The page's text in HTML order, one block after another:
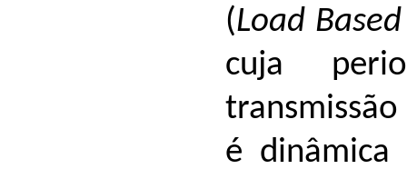
(Load
cuja
é